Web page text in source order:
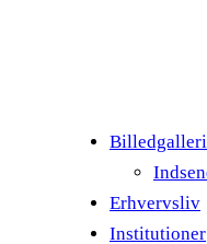
Billedgalleri
Erhvervsliv
Institutioner